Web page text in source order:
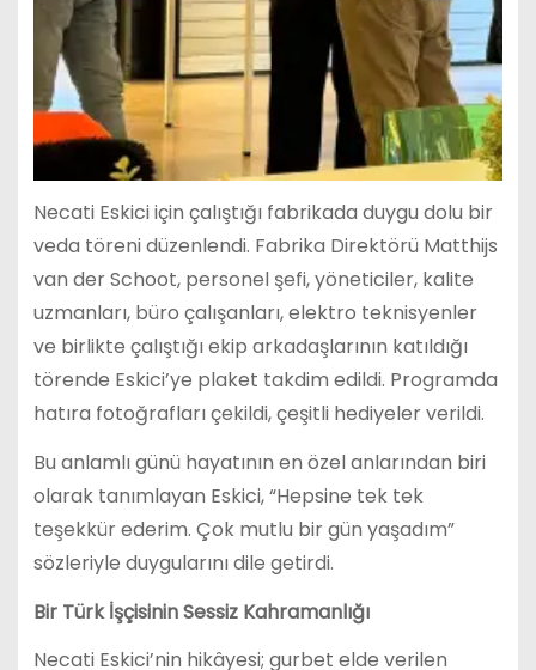
Necati Eskici için çalıştığı fabrikada duygu dolu bir
veda töreni düzenlendi. Fabrika Direktörü Matthijs
van der Schoot, personel şefi, yöneticiler, kalite
uzmanları, büro çalışanları, elektro teknisyenler
ve birlikte çalıştığı ekip arkadaşlarının katıldığı
törende Eskici’ye plaket takdim edildi. Programda
hatıra fotoğrafları çekildi, çeşitli hediyeler verildi.
Bu anlamlı günü hayatının en özel anlarından biri
olarak tanımlayan Eskici, “Hepsine tek tek
teşekkür ederim. Çok mutlu bir gün yaşadım”
sözleriyle duygularını dile getirdi.
Bir Türk İşçisinin Sessiz Kahramanlığı
Necati Eskici’nin hikâyesi; gurbet elde verilen